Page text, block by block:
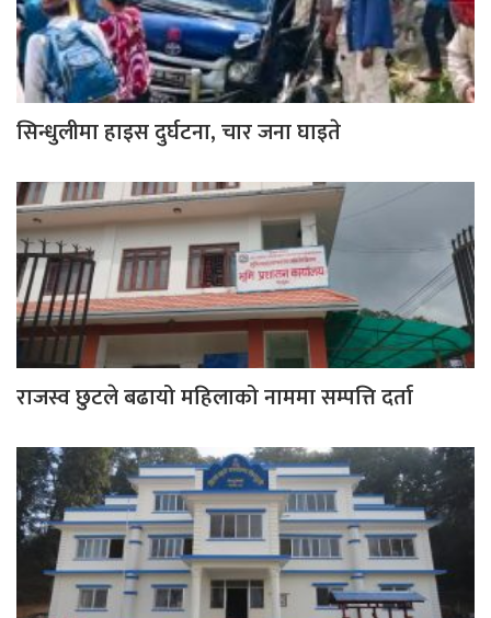
सिन्धुलीमा हाइस दुर्घटना, चार जना घाइते
राजस्व छुटले बढायो महिलाको नाममा सम्पत्ति दर्ता